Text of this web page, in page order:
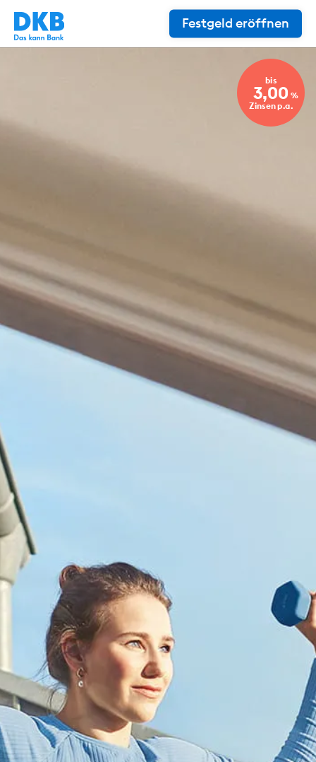
Festgeld eröffnen
bis
3,00 %
Zinsen p.a.